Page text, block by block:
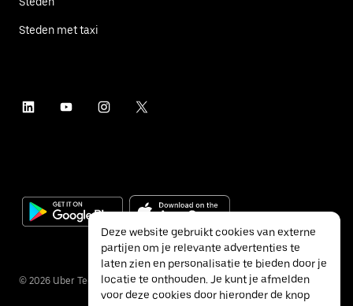
Steden met taxi
© 2026 Uber Technologies Inc.
Deze website gebruikt cookies van externe
partijen om je relevante advertenties te
laten zien en personalisatie te bieden door je
locatie te onthouden. Je kunt je afmelden
voor deze cookies door hieronder de knop